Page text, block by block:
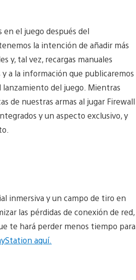
el juego después del
la intención de añadir más
y, tal vez, recargas manuales
a la información que publicaremos
lanzamiento del juego. Mientras
de nuestras armas al jugar Firewall
y un aspecto exclusivo, y
inmersiva y un campo de tiro en
las pérdidas de conexión de red,
te hará perder menos tiempo para
aquí.